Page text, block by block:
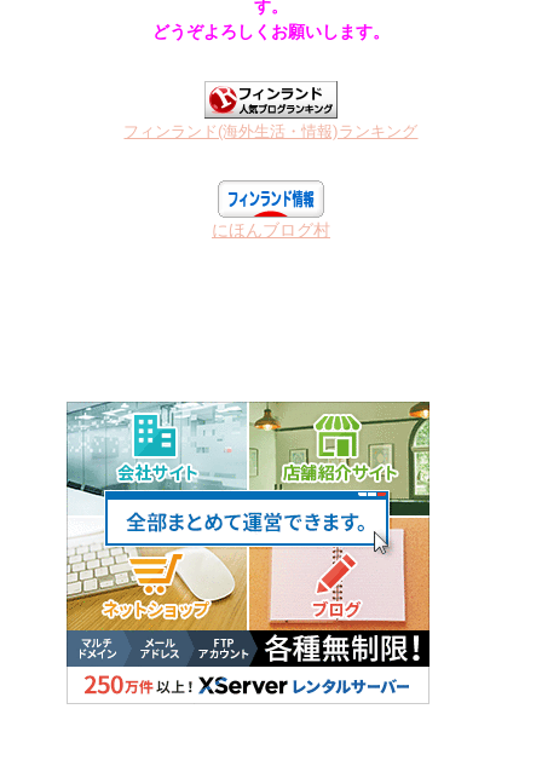
す。
どうぞよろしくお願いします。
フィンランド(海外生活・情報)ランキング
にほんブログ村